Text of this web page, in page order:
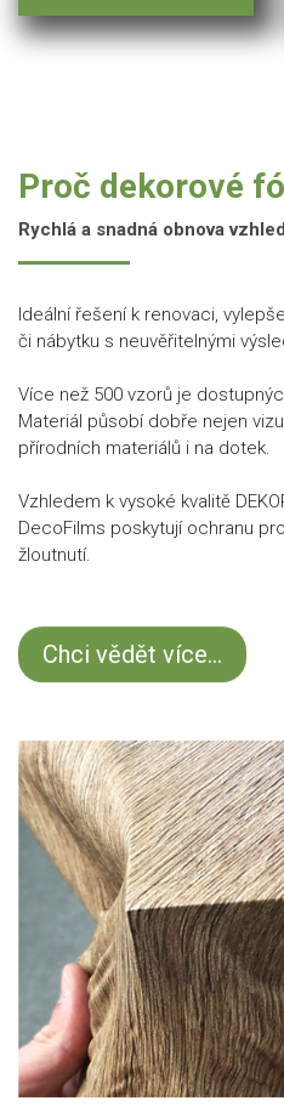
Proč dekorové
Rychlá a snadná obnova
Ideální řešení k renovaci,
či nábytku s neuvěřitelnými
Více než 500 vzorů je
Materiál působí dobře nejen
přírodních materiálů i na dotek.
Vzhledem k vysoké kvalitě
DecoFilms poskytují ochranu
žloutnutí.
Chci vědět více...